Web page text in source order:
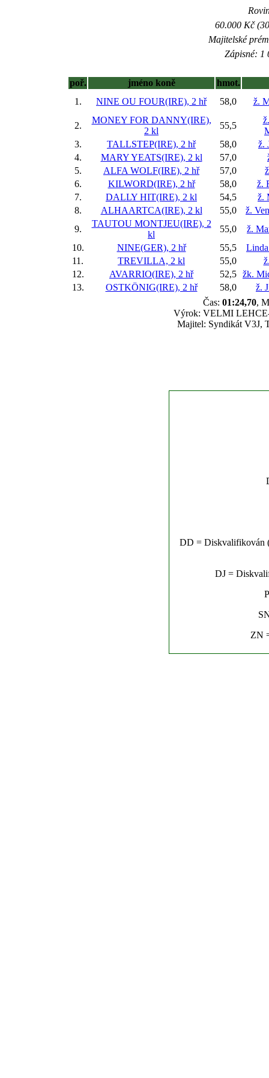
60.000 Kč
Majitelské
Zápisné: 1
poř. jméno koně
hmot.
1.
NINE OU FOUR(IRE), 2 hř 58,0 ž.
2.
MONEY FOR DANNY(IRE),
2 kl
55,5
3.
TALLSTEP(IRE), 2 hř 58,0
ž.
4.
MARY YEATS(IRE), 2 kl 57,0
5.
ALFA WOLF(IRE), 2 hř 57,0
6.
KILWORD(IRE), 2 hř 58,0
ž.
7.
DALLY HIT(IRE), 2 kl 54,5
ž.
8.
ALHAARTCA(IRE), 2 kl 55,0
ž.
9.
TAUTOU MONTJEU(IRE), 2
kl
55,0
ž.
10.
NINE(GER), 2 hř 55,5
11.
TREVILLA, 2 kl 55,0
12.
AVARRIO(IRE), 2 hř 52,5 žk.
13.
OSTKÖNIG(IRE), 2 hř 58,0
ž.
Čas: 01:24,70,
Výrok: VELMI LEHCE-
Majitel: Syndikát V3J,
DD = Diskvalifikován
DJ =
ZN